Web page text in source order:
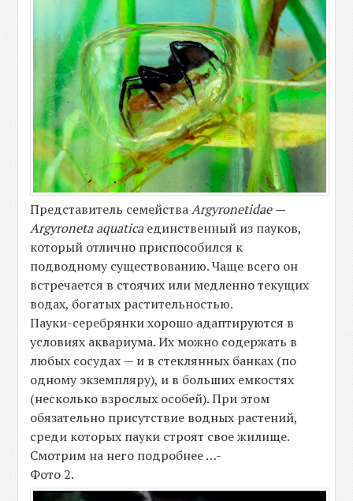
Представитель семействаArgyronetidae —
Argyroneta aquaticaединственный из пауков,
который отлично приспособился к
подводному существованию. Чаще всего он
встречается в стоячих или медленно текущих
водах, богатых растительностью.
Пауки-серебрянки хорошо адаптируются в
условиях аквариума. Их можно содержать в
любых сосудах — и в стеклянных банках (по
одному экземпляру), и в больших емкостях
(несколько взрослых особей). При этом
обязательно присутствие водных растений,
среди которых пауки строят свое жилище.
Смотрим на него подробнее …-
Фото 2.